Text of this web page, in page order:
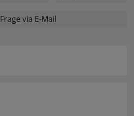
Frage via E-Mail